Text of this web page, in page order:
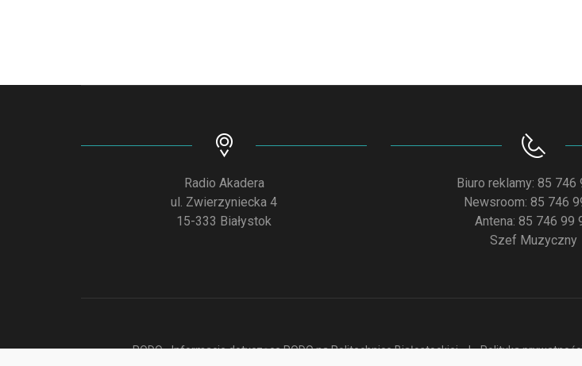
Radio Akadera
ul. Zwierzyniecka 4
15-333 Białystok
Biuro reklamy: 85 746
Newsroom: 85 746
Antena: 85 746 99
Szef Muzyczny
RODO - Informacje dotyczące RODO na Politechnice Białostockiej Polityka